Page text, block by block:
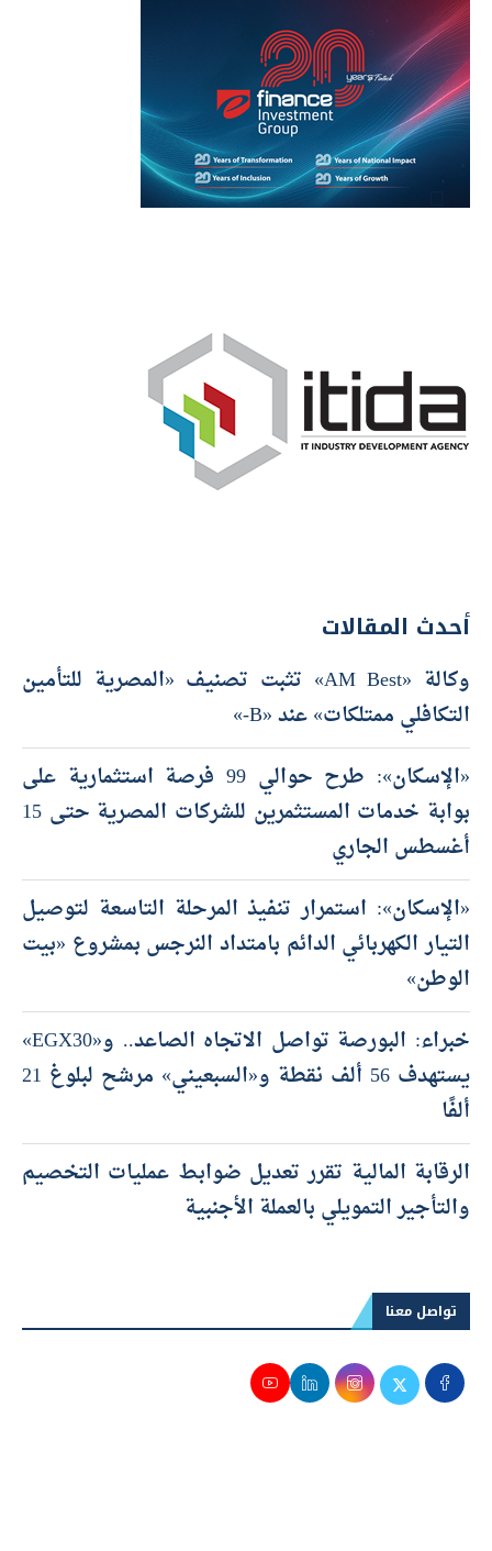
أحدث المقالات
وكالة «AM Best» تثبت تصنيف «المصرية للتأمين
التكافلي ممتلكات» عند «B-»
«الإسكان»: طرح حوالي 99 فرصة استثمارية على
بوابة خدمات المستثمرين للشركات المصرية حتى 15
أغسطس الجاري
«الإسكان»: استمرار تنفيذ المرحلة التاسعة لتوصيل
التيار الكهربائي الدائم بامتداد النرجس بمشروع «بيت
الوطن»
خبراء: البورصة تواصل الاتجاه الصاعد.. و«EGX30»
يستهدف 56 ألف نقطة و«السبعيني» مرشح لبلوغ 21
ألفًا
الرقابة المالية تقرر تعديل ضوابط عمليات التخصيم
والتأجير التمويلي بالعملة الأجنبية
تواصل معنا